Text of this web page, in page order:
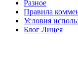
Разное
Правила
Условия
Блог Лицея